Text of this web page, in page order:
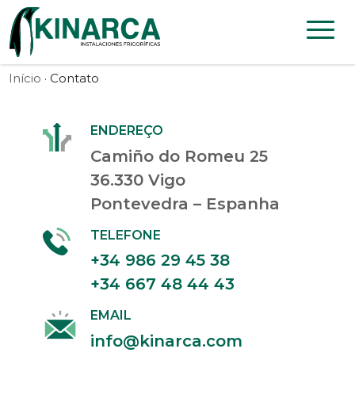
Skip to content
Início · Contato
ENDEREÇO
Camiño do Romeu 25
36.330 Vigo
Pontevedra – Espanha
TELEFONE
+34 986 29 45 38
+34 667 48 44 43
EMAIL
info@kinarca.com